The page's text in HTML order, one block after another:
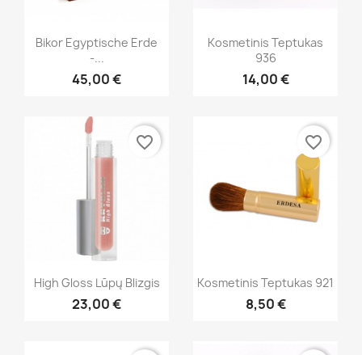
Greita peržiūra
Bikor Egyptische Erde
-...
45,00 €
Greita peržiūra
Kosmetinis Teptukas
936
14,00 €
Greita peržiūra
+20
High Gloss Lūpų Blizgis
23,00 €
favorite_border
Greita peržiūra
Kosmetinis Teptukas 921
8,50 €
favorite_border